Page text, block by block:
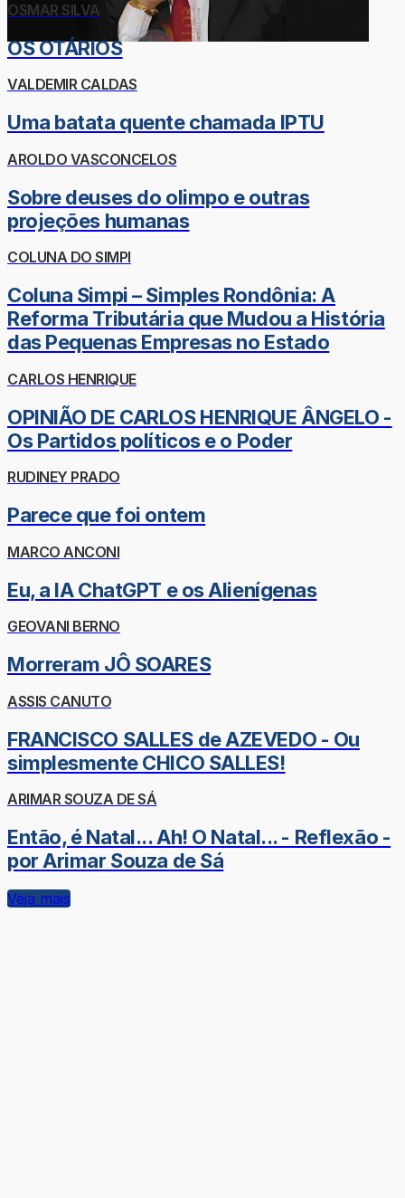
OSMAR SILVA
OS OTÁRIOS
VALDEMIR CALDAS
Uma batata quente chamada IPTU
AROLDO VASCONCELOS
Sobre deuses do olimpo e outras
projeções humanas
COLUNA DO SIMPI
Coluna Simpi – Simples Rondônia: A
Reforma Tributária que Mudou a História
das Pequenas Empresas no Estado
CARLOS HENRIQUE
OPINIÃO DE CARLOS HENRIQUE ÂNGELO -
Os Partidos políticos e o Poder
RUDINEY PRADO
Parece que foi ontem
MARCO ANCONI
Eu, a IA ChatGPT e os Alienígenas
GEOVANI BERNO
Morreram JÔ SOARES
ASSIS CANUTO
FRANCISCO SALLES de AZEVEDO - Ou
simplesmente CHICO SALLES!
ARIMAR SOUZA DE SÁ
Então, é Natal... Ah! O Natal... - Reflexão -
por Arimar Souza de Sá
Veja mais